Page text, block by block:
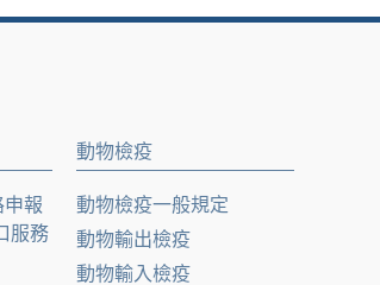
申報
服務
動物檢疫
動物檢疫一般規定
動物輸出檢疫
動物輸入檢疫